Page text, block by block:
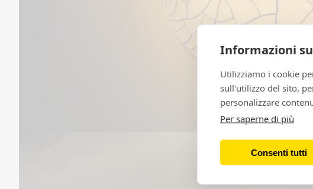
Informazioni
Utilizziamo i cookie
sull'utilizzo del sito,
personalizzare
Per saperne di più
Consenti tutti